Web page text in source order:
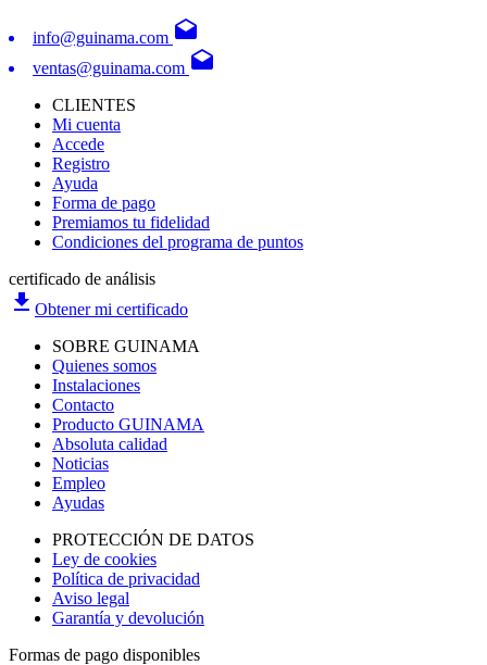
info@guinama.com drafts
ventas@guinama.com drafts
CLIENTES
Mi cuenta
Accede
Registro
Ayuda
Forma de pago
Premiamos tu fidelidad
Condiciones del programa de puntos
certificado de análisis
file_download Obtener mi certificado
SOBRE GUINAMA
Quienes somos
Instalaciones
Contacto
Producto GUINAMA
Absoluta calidad
Noticias
Empleo
Ayudas
PROTECCIÓN DE DATOS
Ley de cookies
Política de privacidad
Aviso legal
Garantía y devolución
Formas de pago disponibles